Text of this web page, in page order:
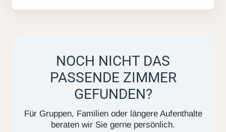
NOCH NICHT DAS
PASSENDE ZIMMER
GEFUNDEN?
Für Gruppen, Familien oder längere Aufenthalte
beraten wir Sie gerne persönlich.